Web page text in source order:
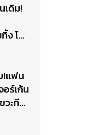
เดิม!
ง โม
!แฟน
อร์เก้น
วะทีม